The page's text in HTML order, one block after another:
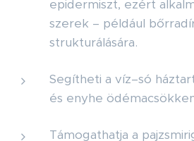
epidermiszt, ezért
szerek – például
strukturálására.
Segítheti a víz–só
és enyhe
Támogathatja a